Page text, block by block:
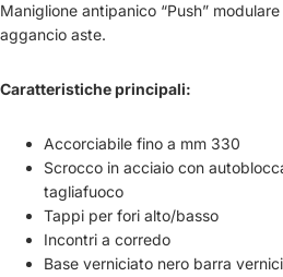
Maniglione antipanico “Push”
aggancio aste.
Caratteristiche principali:
Accorciabile fino a mm 330
Scrocco in acciaio con
tagliafuoco
Tappi per fori alto/basso
Incontri a corredo
Base verniciato nero barra